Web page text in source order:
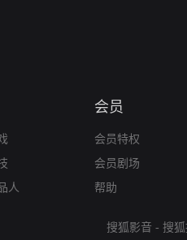
人
会员
会员特权
会员剧场
帮助
搜狐影音 - 搜